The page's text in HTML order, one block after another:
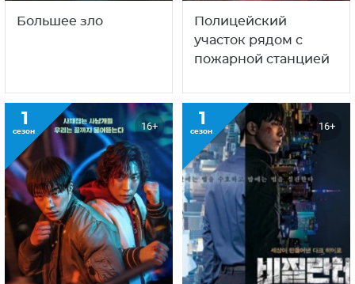
Большее зло
Полицейский
участок рядом с
пожарной станцией
1
сезон 16+ 1
сезон 16+